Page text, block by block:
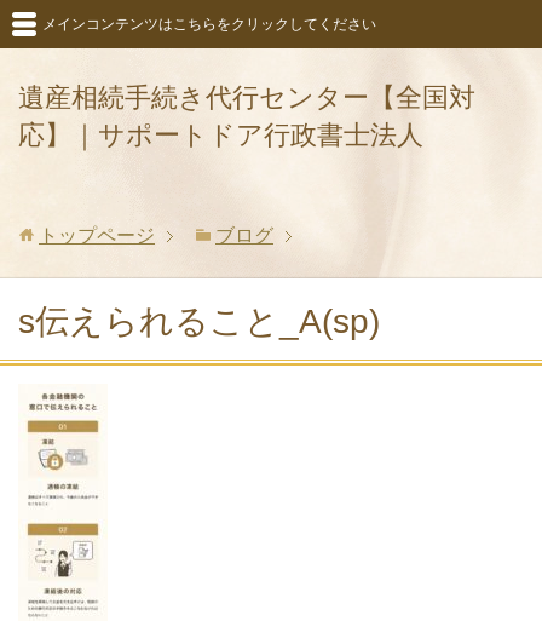
遺産相続手続き代行センター【全国対
応】｜サポートドア行政書士法人
メインコンテンツはこちらをクリックしてください
トップページ ブログ
s伝えられること_A(sp)